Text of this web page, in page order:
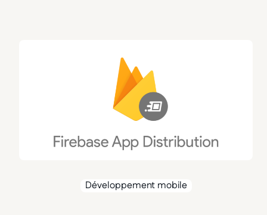
Développement mobile